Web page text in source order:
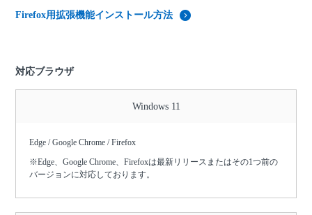
Firefox用拡張機能インストール方法
対応ブラウザ
Windows 11
Edge / Google Chrome / Firefox
※Edge、Google Chrome、Firefoxは最新リリースまたはその1つ前の
バージョンに対応しております。